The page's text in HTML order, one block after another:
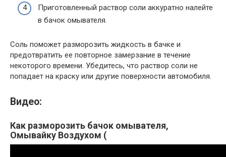
Приготовленный раствор соли аккуратно налейте
в бачок омывателя.
Соль поможет разморозить жидкость в бачке и
предотвратить ее повторное замерзание в течение
некоторого времени. Убедитесь, что раствор соли не
попадает на краску или другие поверхности автомобиля.
Видео:
Как разморозить бачок омывателя,
Омывайку Воздухом (